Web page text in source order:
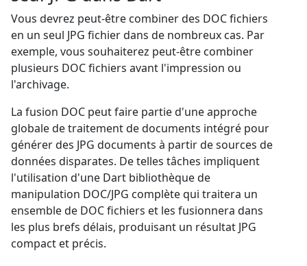
Vous devrez peut-être combiner des DOC fichiers
en un seul JPG fichier dans de nombreux cas. Par
exemple, vous souhaiterez peut-être combiner
plusieurs DOC fichiers avant l'impression ou
l'archivage.
La fusion DOC peut faire partie d'une approche
globale de traitement de documents intégré pour
générer des JPG documents à partir de sources de
données disparates. De telles tâches impliquent
l'utilisation d'une Dart bibliothèque de
manipulation DOC/JPG complète qui traitera un
ensemble de DOC fichiers et les fusionnera dans
les plus brefs délais, produisant un résultat JPG
compact et précis.